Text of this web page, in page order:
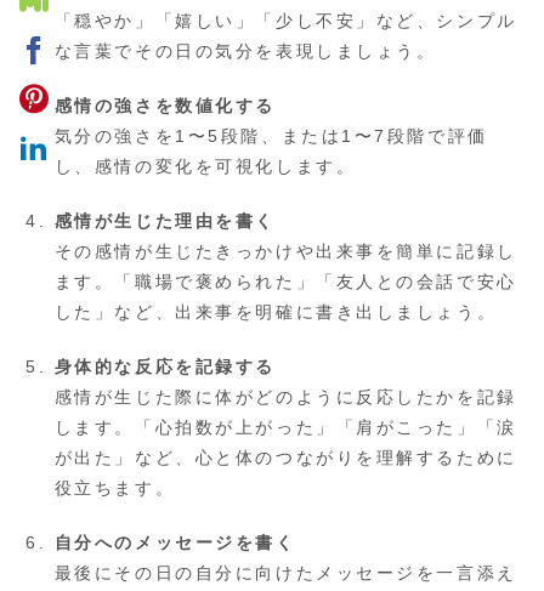
「穏やか」「嬉しい」「少し不安」など、シンプル
な言葉でその日の気分を表現しましょう。
感情の強さを数値化する
気分の強さを1〜5段階、または1〜7段階で評価
し、感情の変化を可視化します。
感情が生じた理由を書く
その感情が生じたきっかけや出来事を簡単に記録し
ます。「職場で褒められた」「友人との会話で安心
した」など、出来事を明確に書き出しましょう。
身体的な反応を記録する
感情が生じた際に体がどのように反応したかを記録
します。「心拍数が上がった」「肩がこった」「涙
が出た」など、心と体のつながりを理解するために
役立ちます。
自分へのメッセージを書く
最後にその日の自分に向けたメッセージを一言添え